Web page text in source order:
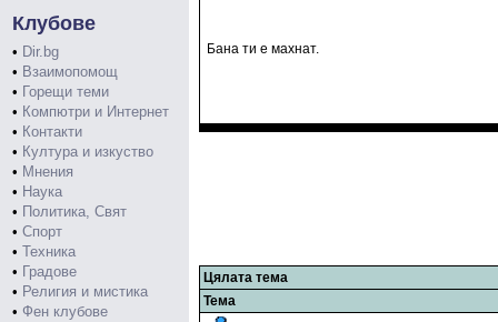
Клубове
• Dir.bg
• Взаимопомощ
• Горещи теми
• Компютри и Интернет
• Контакти
• Култура и изкуство
• Мнения
• Наука
• Политика, Свят
• Спорт
• Техника
• Градове
• Религия и мистика
• Фен клубове
Бана ти е махнат.
Цялата тема
Тема